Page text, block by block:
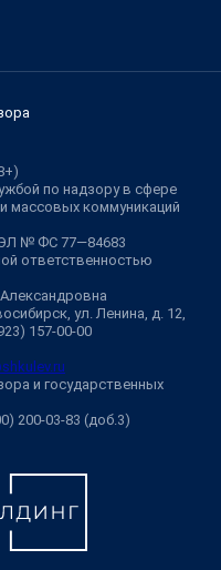
по надзору в сфере
массовых коммуникаций
№ ФС 77—84683
ответственностью
ул. Ленина, д. 12,
157-00-00
и государственных
200-03-83 (доб.3)